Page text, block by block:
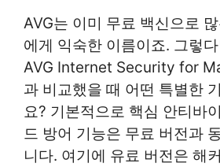
AVG는 이미 무료 백신으로
에게 익숙한 이름이죠. 그렇
AVG Internet Security for
과 비교했을 때 어떤 특별한
요? 기본적으로 핵심 안티바
드 방어 기능은 무료 버전과
니다. 여기에 유료 버전은 해